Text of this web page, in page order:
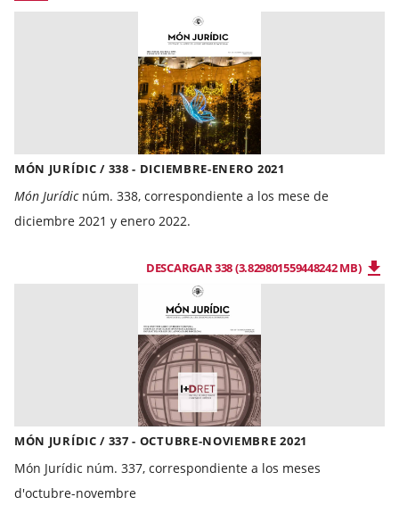
MÓN JURÍDIC / 338 - DICIEMBRE-ENERO 2021
Món Jurídicnúm. 338, correspondiente a los mese de
diciembre 2021 y enero 2022.
DESCARGAR 338 (3.829801559448242 MB)
MÓN JURÍDIC / 337 - OCTUBRE-NOVIEMBRE 2021
Món Jurídic núm. 337, correspondiente a los meses
d'octubre-novembre